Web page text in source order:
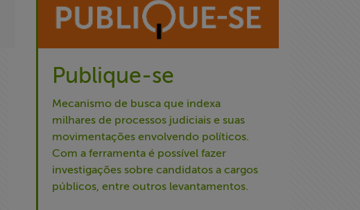
Publique-se
Mecanismo de busca que indexa
milhares de processos judiciais e suas
movimentações envolvendo políticos.
Com a ferramenta é possível fazer
investigações sobre candidatos a cargos
públicos, entre outros levantamentos.